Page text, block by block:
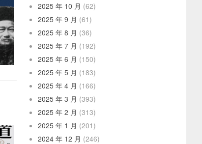
2025 年 10 月 (62)
2025 年 9 月 (61)
2025 年 8 月 (36)
2025 年 7 月 (192)
2025 年 6 月 (150)
2025 年 5 月 (183)
2025 年 4 月 (166)
2025 年 3 月 (393)
2025 年 2 月 (313)
2025 年 1 月 (201)
2024 年 12 月 (246)